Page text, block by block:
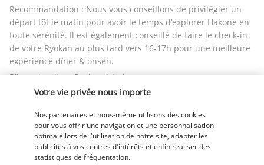
Recommandation : Nous vous conseillons de privilégier un
départ tôt le matin pour avoir le temps d’explorer Hakone en
toute sérénité. Il est également conseillé de faire le check-in
de votre Ryokan au plus tard vers 16-17h pour une meilleure
expérience dîner & onsen.
Dîner et nuit en Ryokan à Hakone.
Jour 12 | Direction Kyoto
Votre vie privée nous importe
Nos partenaires et nous-même utilisons des cookies
pour vous offrir une navigation et une personnalisation
optimale lors de l'utilisation de notre site, adapter les
publicités à vos centres d'intérêts et enfin réaliser des
statistiques de fréquentation.